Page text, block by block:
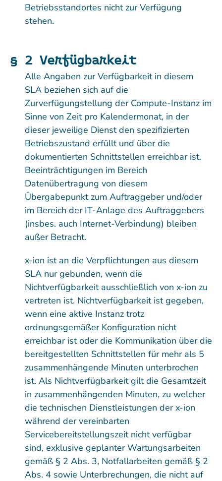
Betriebsstandortes nicht zur Verfügung
stehen.
§ 2 Verfügbarkeit
Alle Angaben zur Verfügbarkeit in diesem
SLA beziehen sich auf die
Zurverfügungstellung der Compute-Instanz im
Sinne von Zeit pro Kalendermonat, in der
dieser jeweilige Dienst den spezifizierten
Betriebszustand erfüllt und über die
dokumentierten Schnittstellen erreichbar ist.
Beeinträchtigungen im Bereich
Datenübertragung von diesem
Übergabepunkt zum Auftraggeber und/oder
im Bereich der IT-Anlage des Auftraggebers
(insbes. auch Internet-Verbindung) bleiben
außer Betracht.
x-ion ist an die Verpflichtungen aus diesem
SLA nur gebunden, wenn die
Nichtverfügbarkeit ausschließlich von x-ion zu
vertreten ist. Nichtverfügbarkeit ist gegeben,
wenn eine aktive Instanz trotz
ordnungsgemäßer Konfiguration nicht
erreichbar ist oder die Kommunikation über die
bereitgestellten Schnittstellen für mehr als 5
zusammenhängende Minuten unterbrochen
ist. Als Nichtverfügbarkeit gilt die Gesamtzeit
in zusammenhängenden Minuten, zu welcher
die technischen Dienstleistungen der x-ion
während der vereinbarten
Servicebereitstellungszeit nicht verfügbar
sind, exklusive geplanter Wartungsarbeiten
gemäß § 2 Abs. 3, Notfallarbeiten gemäß § 2
Abs. 4 sowie Unterbrechungen, die nicht auf